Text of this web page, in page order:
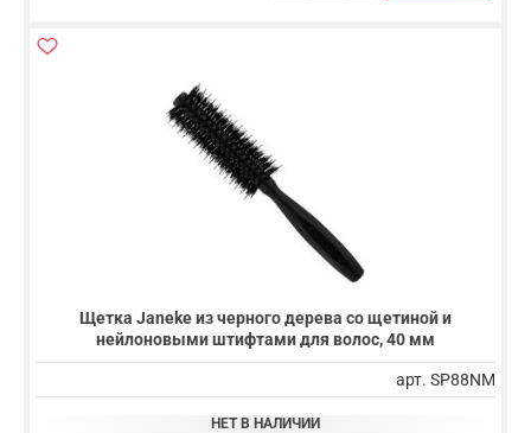
Щетка Janeke из черного дерева со щетиной и
нейлоновыми штифтами для волос, 40 мм
арт. SP88NM
НЕТ В НАЛИЧИИ